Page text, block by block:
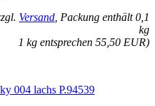
Versand , Packung enthält 0,1
kg
1 kg entsprechen 55,50 EUR)
004 lachs P.94539